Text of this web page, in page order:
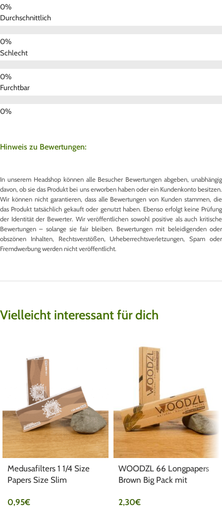
Durchschnittlich
Schlecht
Furchtbar
Hinweis zu Bewertungen:
In unserem Headshop können alle Besucher Bewertungen abgeben, unabhängig
davon, ob sie das Produkt bei uns erworben haben oder ein Kundenkonto besitzen.
Wir können nicht garantieren, dass alle Bewertungen von Kunden stammen, die
das Produkt tatsächlich gekauft oder genutzt haben. Ebenso erfolgt keine Prüfung
der Identität der Bewerter. Wir veröffentlichen sowohl positive als auch kritische
Bewertungen – solange sie fair bleiben. Bewertungen mit beleidigenden oder
obszönen Inhalten, Rechtsverstößen, Urheberrechtsverletzungen, Spam oder
Fremdwerbung werden nicht veröffentlicht.
Vielleicht interessant für dich
Medusafilters 1 1/4 Size
Papers Size Slim
0,95€
WOODZL 66 Longpapers
Brown Big Pack mit
2,30€